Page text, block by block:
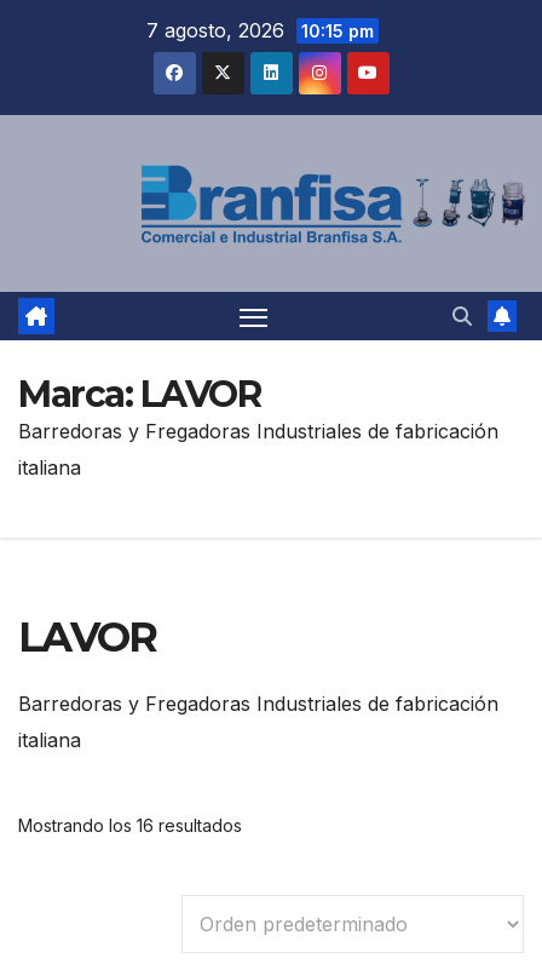
7 agosto, 2026 10:15 pm
Marca: LAVOR
Barredoras y Fregadoras Industriales de fabricación
italiana
LAVOR
Barredoras y Fregadoras Industriales de fabricación
italiana
Mostrando los 16 resultados